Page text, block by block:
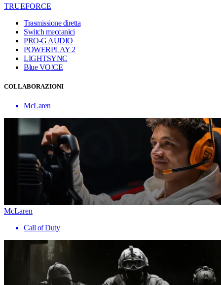
TRUEFORCE
Trasmissione diretta
Switch meccanici
PRO-G AUDIO
POWERPLAY 2
LIGHTSYNC
Blue VO!CE
COLLABORAZIONI
McLaren
McLaren
Call of Duty